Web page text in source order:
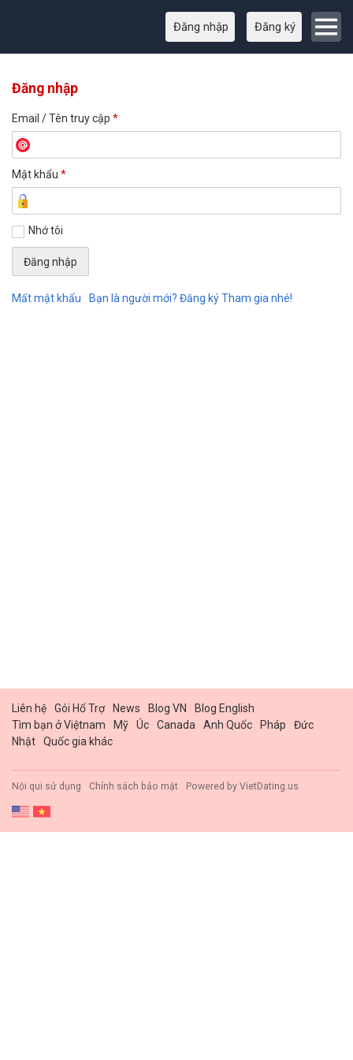
Đăng nhập Đăng ký
Đăng nhập
Email / Tên truy cập *
Mật khẩu *
Nhớ tôi
Mất mật khẩu Bạn là người mới? Đăng ký Tham gia nhé!
Liên hệ Gói Hổ Trợ News Blog VN
Blog English
Tìm bạn ở Việtnam
Mỹ Úc Canada Anh Quốc Pháp
Đức
Nhật
Quốc gia khác
Nội qui sử dụng Chính sách bảo mật Powered by VietDating.us